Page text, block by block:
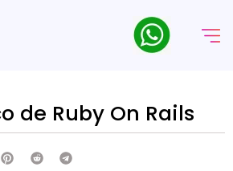
de Ruby On Rails